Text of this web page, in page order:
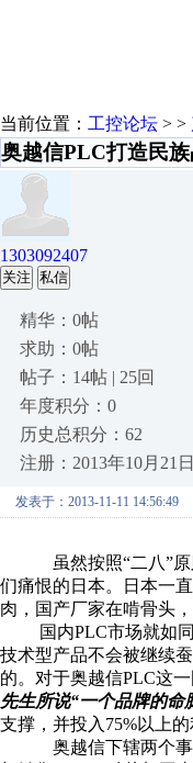
当前位置： 工控论坛 > >
奥越信PLC打造民
1303092407
关注 私信
精华：0帖
求助：0帖
帖子：14帖 | 25回
年度积分：0
历史总积分：62
注册：2013年10月21日
发表于：2013-11-11 14:56:49
虽然按照“二八”原则
们痛恨的日本。日本一
肉，国产厂家在啃骨头
国内PLC市场就如同
技术型产品不会被继续
的。对于奥越信PLC这
先生所说“一个品牌的命
支撑，并投入75%以上
奥越信下辖两个事业